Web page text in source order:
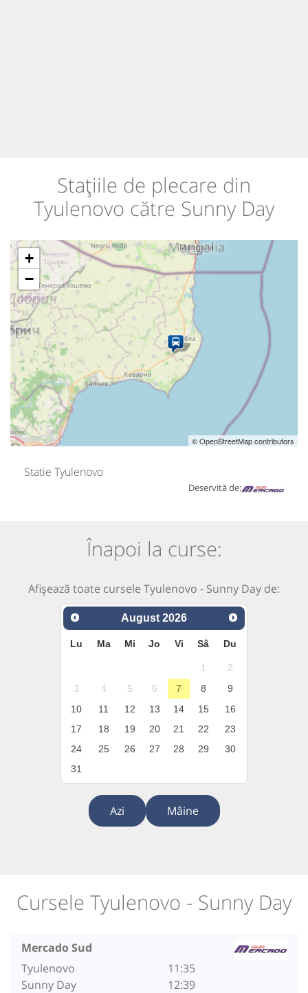
Stațiile de plecare din
Tyulenovo către Sunny Day
+
−
© OpenStreetMap contributors
Statie Tyulenovo
Deservită de:
Înapoi la curse:
Afișează toate cursele Tyulenovo - Sunny Day de:
August 2026
Lu Ma Mi Jo Vi Sâ Du
1
2
3
4 5 6 7 8
9
10
11 12 13 14 15
16
17
18 19 20 21 22
23
24
25 26 27 28 29
30
31
Azi Mâine
Cursele Tyulenovo - Sunny Day
Mercado Sud
Tyulenovo
Sunny Day
11:35
12:39